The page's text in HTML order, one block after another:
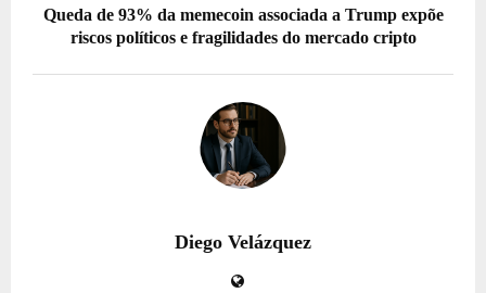
Queda de 93% da memecoin associada a Trump expõe
riscos políticos e fragilidades do mercado cripto
Diego Velázquez